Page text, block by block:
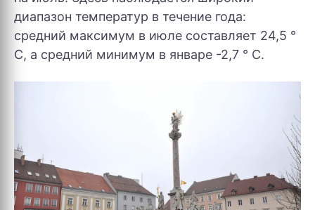
диапазон температур в течение года:
средний максимум в июле составляет 24,5 °
C, а средний минимум в январе -2,7 ° C.